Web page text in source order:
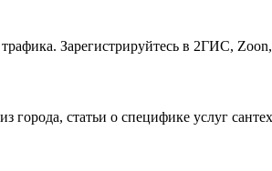
Зарегистрируйтесь в 2ГИС,
города, статьи о специфике услуг